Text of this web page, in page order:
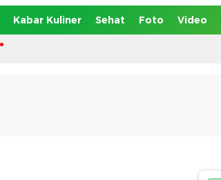
Kabar Kuliner Sehat Foto Video